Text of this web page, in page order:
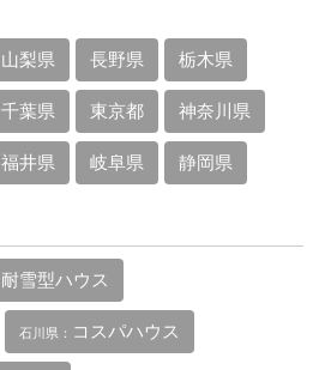
山梨県 長野県 栃木県
千葉県 東京都 神奈川県
福井県 岐阜県 静岡県
耐雪型ハウス
石川県： コスパハウス